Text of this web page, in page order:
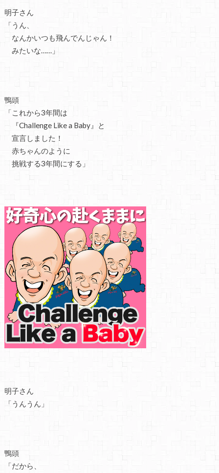
明子さん
「うん、
なんかいつも飛んでんじゃん！
みたいな……」
鴨頭
「これから3年間は
『Challenge Like a Baby』と
宣言しました！
赤ちゃんのように
挑戦する3年間にする」
明子さん
「うんうん」
鴨頭
「だから、